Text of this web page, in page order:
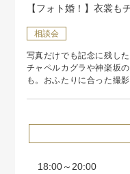
【フォト婚！】衣裳
相談会
写真だけでも記念に残し
チャペルカグラや神楽坂
も。おふたりに合った撮
18:00～20:00